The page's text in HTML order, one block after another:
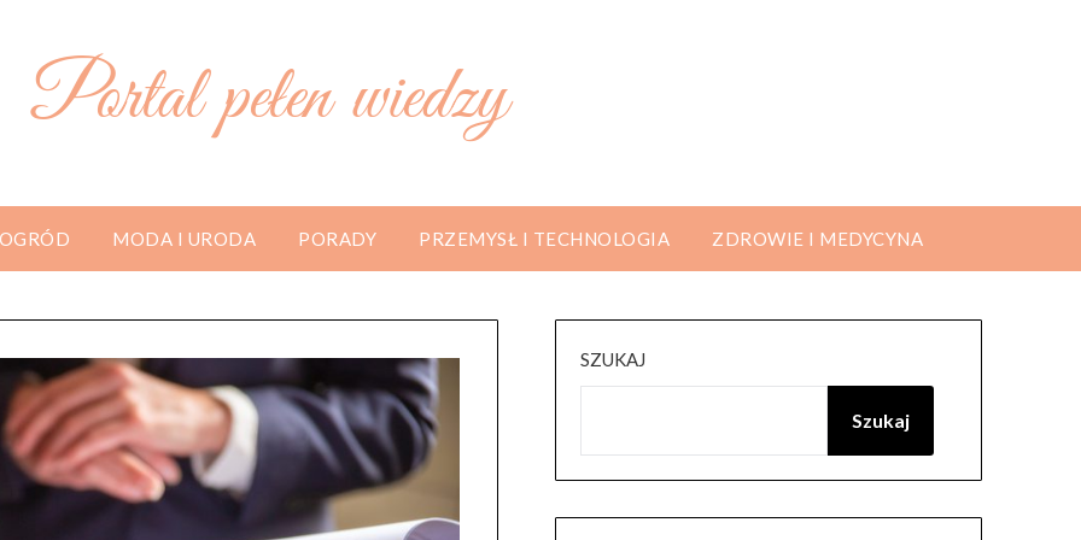
Portal pełen wiedzy
MODA I URODA PORADY PRZEMYSŁ I TECHNOLOGIA ZDROWIE I MEDYCYNA
SZUKAJ
Szukaj